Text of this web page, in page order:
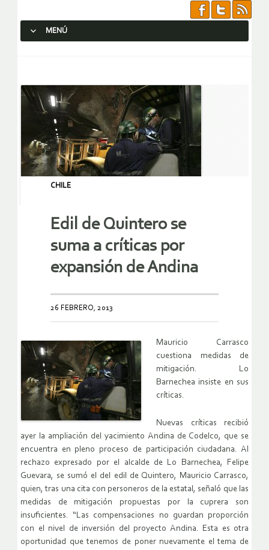
MENÚ
CHILE
Edil de Quintero se
suma a críticas por
expansión de Andina
26 FEBRERO, 2013
Mauricio Carrasco
cuestiona medidas de
mitigación. Lo
Barnechea insiste en sus
críticas.
Nuevas críticas recibió
ayer la ampliación del yacimiento Andina de Codelco, que se
encuentra en pleno proceso de participación ciudadana. Al
rechazo expresado por el alcalde de Lo Barnechea, Felipe
Guevara, se sumó el del edil de Quintero, Mauricio Carrasco,
quien, tras una cita con personeros de la estatal, señaló que las
medidas de mitigación propuestas por la cuprera son
insuficientes. “Las compensaciones no guardan proporción
con el nivel de inversión del proyecto Andina. Esta es otra
oportunidad que tenemos de poner nuevamente el tema de